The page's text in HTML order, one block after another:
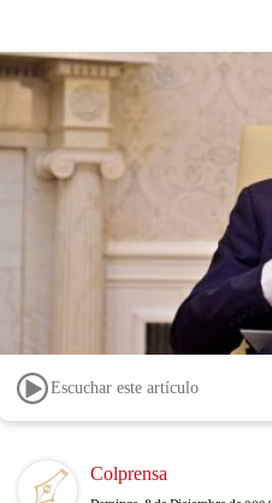
Escuchar este artículo
Image Colprensa